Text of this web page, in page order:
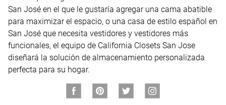
San José en el que le gustaría agregar una cama abatible
para maximizar el espacio, o una casa de estilo español en
San José que necesita vestidores y vestidores más
funcionales, el equipo de California Closets San Jose
diseñará la solución de almacenamiento personalizada
perfecta para su hogar.